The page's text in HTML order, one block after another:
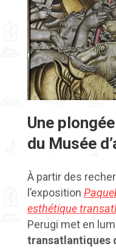
Une
du Musée
À partir des
l’exposition
esthétique
Perugi met en
transatlantiques